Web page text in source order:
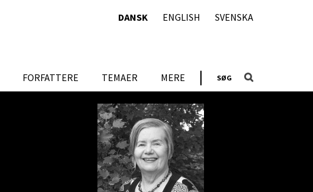
FORFATTERE TEMAER MERE SØG
DANSK ENGLISH SVENSKA